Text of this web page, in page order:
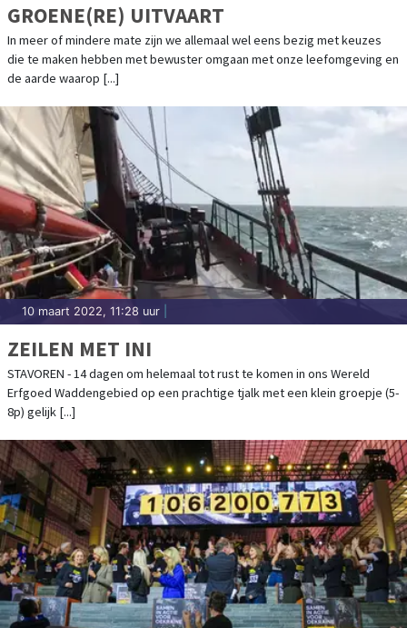
GROENE(RE) UITVAART
In meer of mindere mate zijn we allemaal wel eens bezig met keuzes
die te maken hebben met bewuster omgaan met onze leefomgeving en
de aarde waarop [...]
10 maart 2022, 11:28 uur
ZEILEN MET INI
STAVOREN - 14 dagen om helemaal tot rust te komen in ons Wereld
Erfgoed Waddengebied op een prachtige tjalk met een klein groepje (5-
8p) gelijk [...]